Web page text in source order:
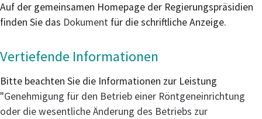
Auf der gemeinsamen Homepage der Regierungspräsidien
finden Sie das Dokument für die schriftliche Anzeige.
Vertiefende Informationen
Bitte beachten Sie die Informationen zur Leistung
"Genehmigung für den Betrieb einer Röntgeneinrichtung
oder die wesentliche Änderung des Betriebs zur